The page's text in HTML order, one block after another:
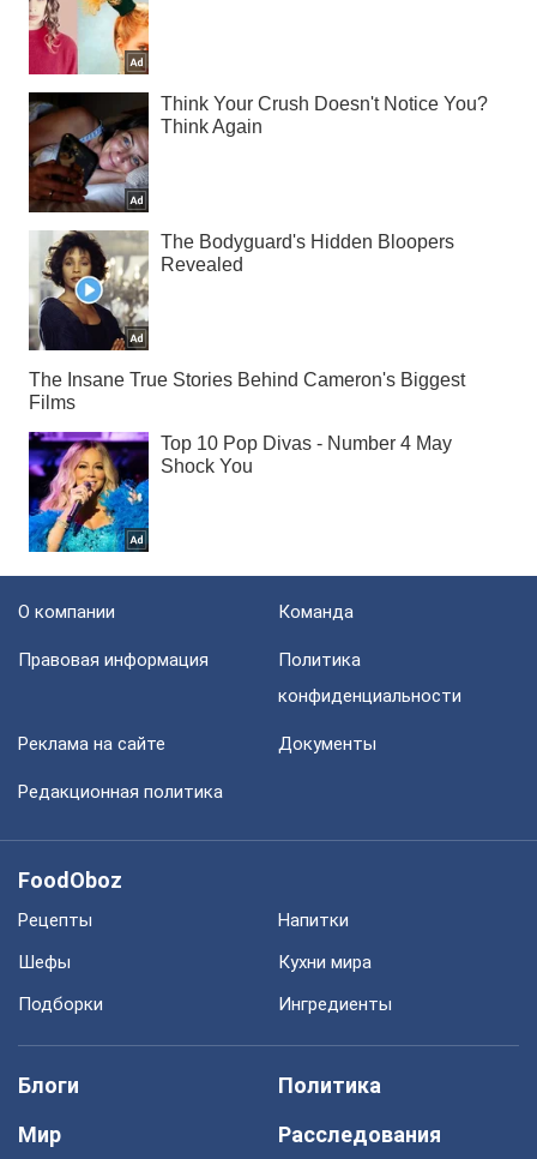
О компании Команда
Правовая информация
Политика
конфиденциальности
Реклама на сайте Документы
Редакционная политика
FoodOboz
Рецепты
Напитки
Шефы
Кухни мира
Подборки
Ингредиенты
Блоги
Политика
Мир
Расследования